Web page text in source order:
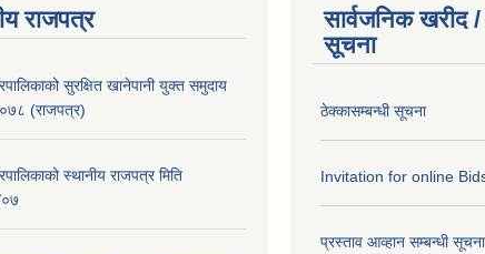
राजपत्र
सुरक्षित खानेपानी युक्त समुदाय
(राजपत्र)
स्थानीय राजपत्र मिति
सार्वजनिक खरीद
सूचना
ठेक्कासम्बन्धी सूचना
Invitation for online
प्रस्ताव आव्हान सम्बन्धी सूचना